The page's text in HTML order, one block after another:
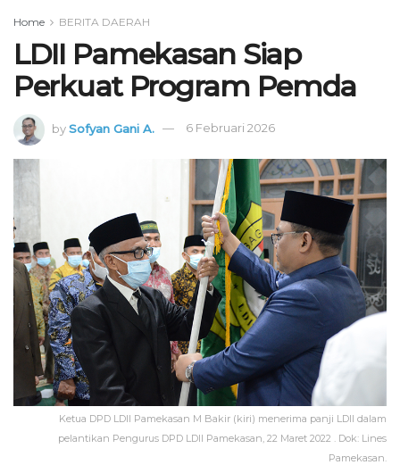
Home BERITA DAERAH
LDII Pamekasan Siap
Perkuat Program Pemda
bySofyan Gani A. 6 Februari 2026
Ketua DPD LDII Pamekasan M Bakir (kiri) menerima panji LDII dalam
pelantikan Pengurus DPD LDII Pamekasan, 22 Maret 2022 . Dok: Lines
Pamekasan.